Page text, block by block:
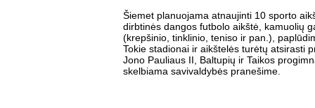
Šiemet planuojama atnaujinti 10 sporto
dirbtinės dangos futbolo aikštė, kamuolių
(krepšinio, tinklinio, teniso ir pan.),
Tokie stadionai ir aikštelės turėtų atsirasti
Jono Pauliaus II, Baltupių ir Taikos
skelbiama savivaldybės pranešime.